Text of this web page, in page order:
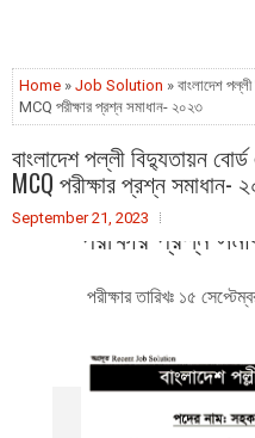
Home » Job Solution » বাংলাদেশ
MCQ পরীক্ষার প্রশ্ন সমাধান- ২০২৩
বাংলাদেশ পল্লী বিদ্যুতায়ন
MCQ পরীক্ষার প্রশ্ন সমাধান-
September 21, 2023
বাংলাদেশ পল্লী
সহকারী জুনিয়র
পরীক্ষার প্রশ্ন
পরীক্ষার তারিখঃ ১৫